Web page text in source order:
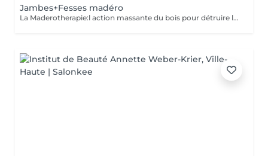
Jambes+Fesses madéro
La Maderotherapie:l action massante du bois pour détruire la cellulite. *Active la circulation sanguine et lymphatique *Réduit les tensions musculaires. *Raffermie et tonifie la peau.